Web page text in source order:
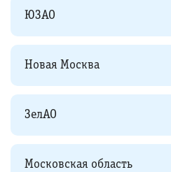
ЮЗАО
Новая Москва
ЗелАО
Московская область